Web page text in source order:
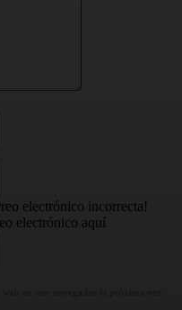
electrónico incorrecta!
electrónico aquí